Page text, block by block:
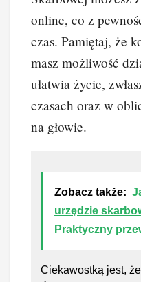
online, co z
czas. Pamiętaj, że
masz możliwość
ułatwia życie,
czasach oraz w
na głowie.
Zobacz także:
urzędzie
Praktyczny
Ciekawostką jest,